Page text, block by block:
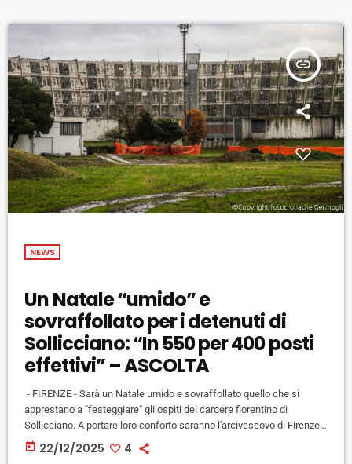
insert_link
NEWS
Un Natale “umido” e
sovraffollato per i detenuti di
Sollicciano: “In 550 per 400 posti
effettivi” – ASCOLTA
- FIRENZE - Sarà un Natale umido e sovraffollato quello che si
apprestano a "festeggiare" gli ospiti del carcere fiorentino di
Sollicciano. A portare loro conforto saranno l'arcivescovo di Firenze,
Monsignor Gambelli, in passato cappellano del carcere, che proprio
nel giorno di Natale celebrerà messa all'interno della casa
today 22/12/2025 4